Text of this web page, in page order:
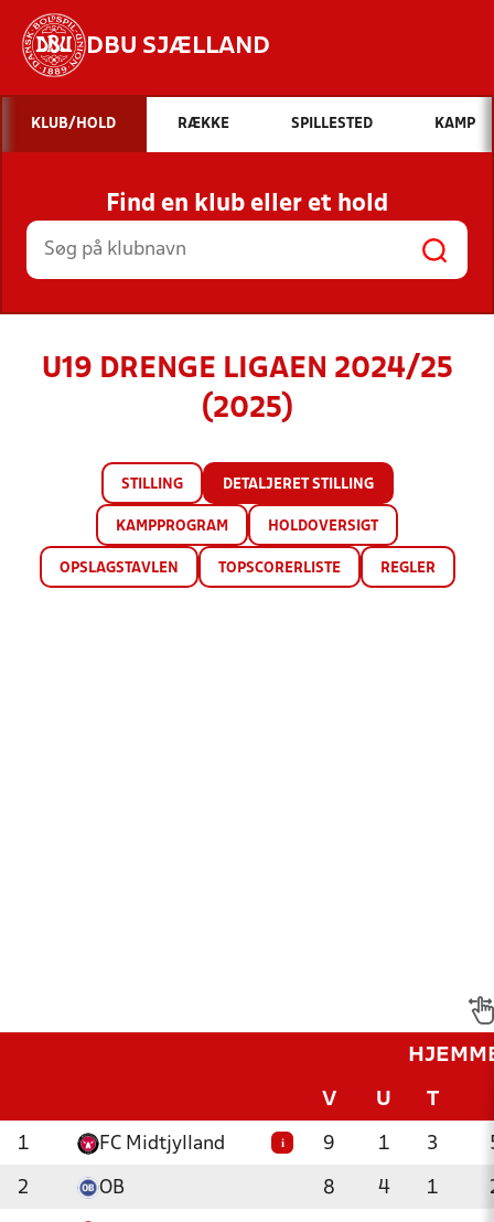
DBU SJÆLLAND
Hvad vil du søge efter?
INDHOLD OG NYHEDER
STILLINGER, RESULTATER, KLUBBER OG
HOLD
KLUB/HOLD RÆKKE SPILLESTED KAMP
Find en klub eller et hold
U19 DRENGE LIGAEN 2024/25
(2025)
STILLING DETALJERET STILLING
KAMPPROGRAM HOLDOVERSIGT
OPSLAGSTAVLEN TOPSCORERLISTE REGLER
V U T
1 FC Midtjylland i 9 1 3
2 OB 8 4 1